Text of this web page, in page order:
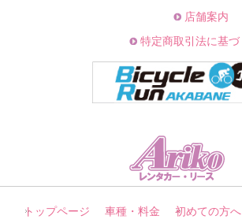
店舗案内
特定商取引法に基づ
トップページ 車種・料金 初めての方へ